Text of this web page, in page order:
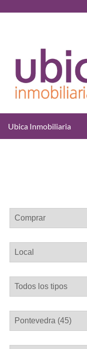
Ubica Inmobiliaria